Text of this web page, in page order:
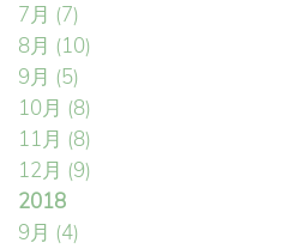
7月 (7)
8月 (10)
9月 (5)
10月 (8)
11月 (8)
12月 (9)
2018
9月 (4)